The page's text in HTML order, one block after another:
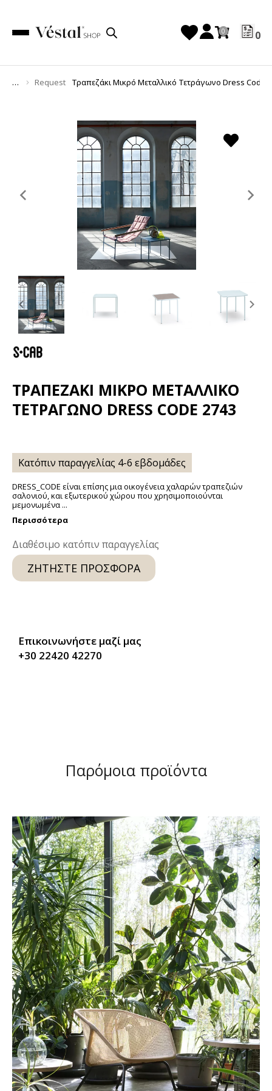
0
You are here:
Request Τραπεζάκι Μικρό Μεταλλικό Τετράγωνο Dress Code
Previous
Previous
slide
ΤΡΑΠΕΖΆΚΙ ΜΙΚΡΌ ΜΕΤΑΛΛΙΚΌ
ΤΕΤΡΆΓΩΝΟ DRESS CODE 2743
Κατόπιν παραγγελίας 4-6 εβδομάδες
DRESS_CODE είναι επίσης μια οικογένεια χαλαρών τραπεζιών
σαλονιού, και εξωτερικού χώρου που χρησιμοποιούνται
μεμονωμένα ...
Περισσότερα
Διαθέσιμο κατόπιν παραγγελίας
ΖΗΤΉΣΤΕ ΠΡΟΣΦΟΡΆ
Επικοινωνήστε μαζί μας
+30 22420 42270
Παρόμοια προϊόντα